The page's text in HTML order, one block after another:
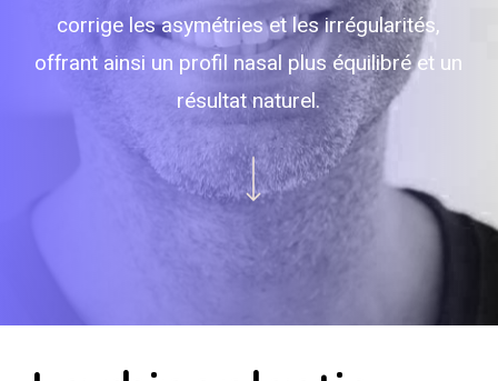
corrige les asymétries et les irrégularités,
offrant ainsi un profil nasal plus équilibré et un
résultat naturel.
Navigate to the next section